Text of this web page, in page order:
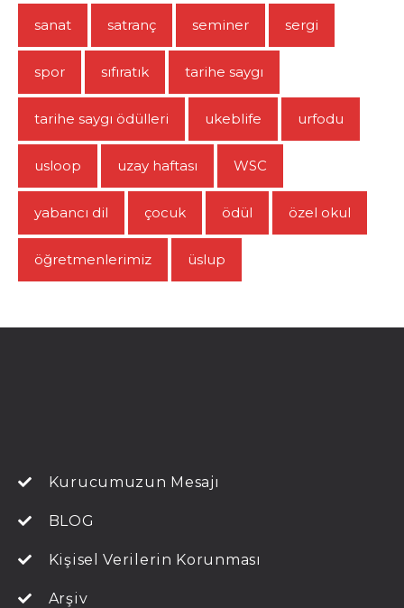
sanat satranç seminer sergi
spor sıfıratık tarihe saygı
tarihe saygı ödülleri ukeblife urfodu
usloop uzay haftası WSC
yabancı dil çocuk ödül özel okul
öğretmenlerimiz üslup
Kurucumuzun Mesajı
BLOG
Kişisel Verilerin Korunması
Arşiv